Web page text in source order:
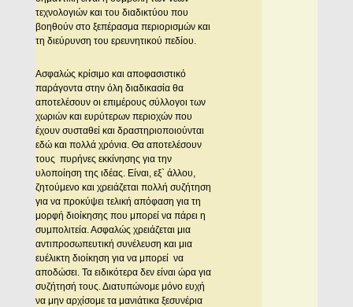
τεχνολογιών και του διαδικτύου που
βοηθούν στο ξεπέρασμα περιορισμών και
τη διεύρυνση του ερευνητικού πεδίου.
Ασφαλώς κρίσιμο και αποφασιστικό
παράγοντα στην όλη διαδικασία θα
αποτελέσουν οι επιμέρους σύλλογοι των
χωριών και ευρύτερων περιοχών που
έχουν συσταθεί και δραστηριοποιούνται
εδώ και πολλά χρόνια. Θα αποτελέσουν
τους πυρήνες εκκίνησης για την
υλοποίηση της ιδέας. Είναι, εξ` άλλου,
ζητούμενο και χρειάζεται πολλή συζήτηση
για να προκύψει τελική απόφαση για τη
μορφή διοίκησης που μπορεί να πάρει η
συμπολιτεία. Ασφαλώς χρειάζεται μια
αντιπροσωπευτική συνέλευση και μια
ευέλικτη διοίκηση για να μπορεί να
αποδώσει. Τα ειδικότερα δεν είναι ώρα για
συζήτησή τους. Διατυπώνομε μόνο ευχή
να μην αρχίσομε τα μανιάτικα ξεσυνέρια